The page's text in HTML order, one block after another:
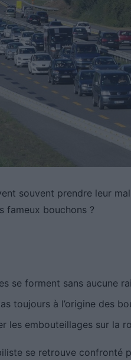
souvent prendre leur
fameux bouchons ?
se forment sans aucune
toujours à l’origine des
les embouteillages sur la
se retrouve confronté